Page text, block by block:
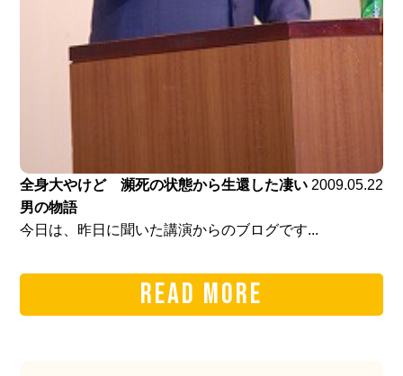
全身大やけど 瀕死の状態から生還した凄い
男の物語
2009.05.22
今日は、昨日に聞いた講演からのブログです...
READ MORE